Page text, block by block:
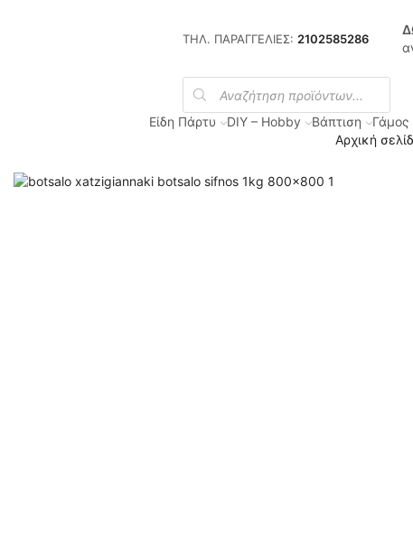
ΤΗΛ. ΠΑΡΑΓΓΕΛΙΕΣ: 2102585286
Products
search
Είδη Πάρτυ DIY – Hobby Βάπτιση Γάμος
Αρχική